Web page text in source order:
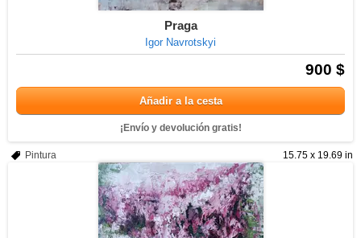
Praga
Igor Navrotskyi
900 $
Añadir a la cesta
¡Envío y devolución gratis!
15.75 x 19.69 in
Pintura